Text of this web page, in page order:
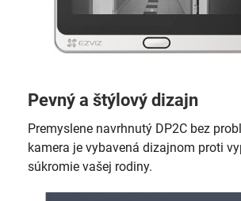
Pevný a štýlový dizajn
Premyslene navrhnutý DP2C bez
kamera je vybavená dizajnom proti
súkromie vašej rodiny.